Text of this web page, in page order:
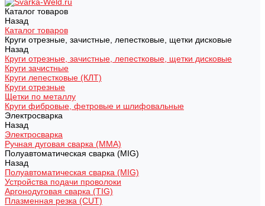
Каталог товаров
Назад
Каталог товаров
Круги отрезные, зачистные, лепестковые, щетки дисковые
Назад
Круги отрезные, зачистные, лепестковые, щетки дисковые
Круги зачистные
Круги лепестковые (КЛТ)
Круги отрезные
Щетки по металлу
Круги фибровые, фетровые и шлифовальные
Электросварка
Назад
Электросварка
Ручная дуговая сварка (MMA)
Полуавтоматическая сварка (MIG)
Назад
Полуавтоматическая сварка (MIG)
Устройства подачи проволоки
Аргонодуговая сварка (TIG)
Плазменная резка (CUT)